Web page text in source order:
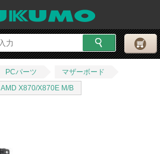
PCパーツ
マザーボード
AMD X870/X870E M/B